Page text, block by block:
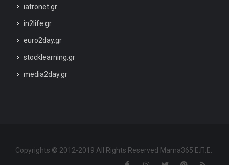
iatronet.gr
in2life.gr
euro2day.gr
stocklearning.gr
media2day.gr
Copyrights © 2012-2019 All Rights Reserved Mama365 Ε.Π.Ε.